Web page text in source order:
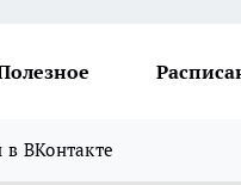
ВКонтакте